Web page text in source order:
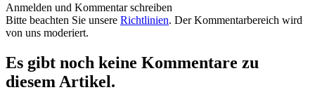
Anmelden und Kommentar schreiben
Bitte beachten Sie unsere Richtlinien. Der Kommentarbereich wird
von uns moderiert.
Es gibt noch keine Kommentare zu
diesem Artikel.